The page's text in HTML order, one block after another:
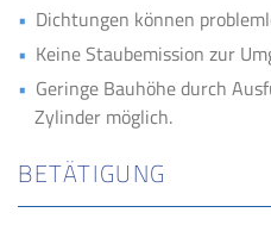
Dichtungen können
Keine Staubemission zur
Geringe Bauhöhe durch
Zylinder möglich.
BETÄTIGUNG